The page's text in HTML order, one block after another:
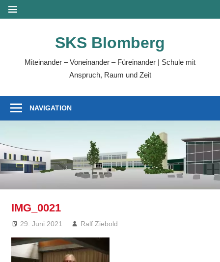
Zum
Inhalt
MENÜ
SKS Blomberg
Miteinander – Voneinander – Füreinander | Schule mit
Anspruch, Raum und Zeit
NAVIGATION
IMG_0021
29. Juni 2021 Ralf Ziebold